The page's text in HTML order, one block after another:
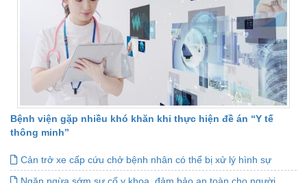
Bệnh viện gặp nhiều khó khăn khi thực hiện đề án “Y tế
thông minh”
Cản trở xe cấp cứu chở bệnh nhân có thể bị xử lý hình sự
Ngăn ngừa sớm sự cố y khoa, đảm bảo an toàn cho người